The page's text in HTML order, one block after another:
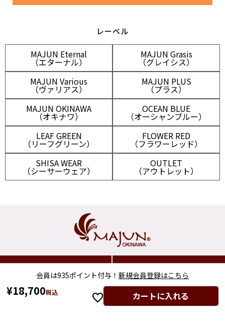
レーベル
MAJUN Eternal
（エターナル）
MAJUN Grasis
（グレイシス）
MAJUN Various
（ヴァリアス）
MAJUN PLUS
（プラス）
MAJUN OKINAWA
（オキナワ）
OCEAN BLUE
（オーシャンブルー）
LEAF GREEN
（リーフグリーン）
FLOWER RED
（フラワーレッド）
SHISA WEAR
（シーサーウェア）
OUTLET
（アウトレット）
マイアカウント メルマガ登録
ログイン
会員は935ポイント付与！ 新規会員登録はこちら
¥18,700税込 カートに入れる